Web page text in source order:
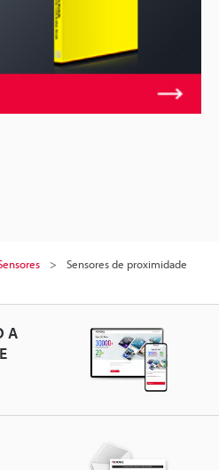
Sensores de proximidade
A